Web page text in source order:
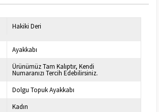
Hakiki Deri
Ayakkabı
Ürünümüz Tam Kalıptır, Kendi
Numaranızı Tercih Edebilirsiniz.
Dolgu Topuk Ayakkabı
Kadın